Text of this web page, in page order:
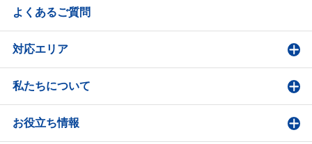
よくあるご質問
対応エリア
私たちについて
お役立ち情報